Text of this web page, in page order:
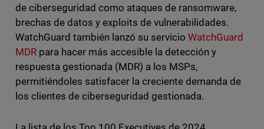
de ciberseguridad como ataques de ransomware,
brechas de datos y exploits de vulnerabilidades.
WatchGuard también lanzó su servicioWatchGuard
MDRpara hacer más accesible la detección y
respuesta gestionada (MDR) a los MSPs,
permitiéndoles satisfacer la creciente demanda de
los clientes de ciberseguridad gestionada.